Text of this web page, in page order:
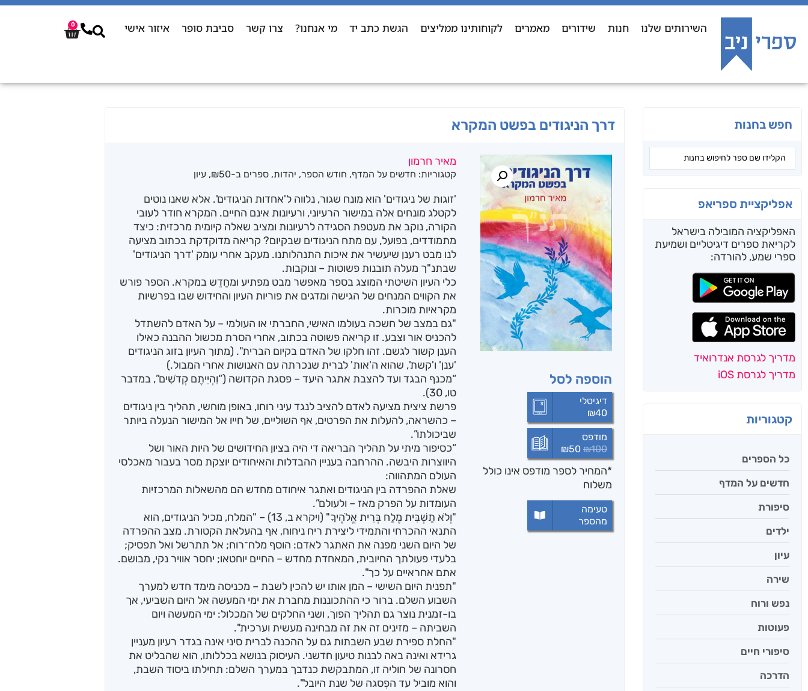
השירותים שלנו חנות שידורים מאמרים לקוחותינו ממליצים הגשת כתב יד מי אנחנו? צרו קשר סביבת סופר איזור אישי 0
חפש בחנות
אפליקציית ספריאפ
האפליקציה המובילה בישראל
לקריאת ספרים דיגיטליים ושמיעת
ספרי שמע, להורדה:
מדריך לגרסת אנדרואיד
מדריך לגרסת iOS
קטגוריות
כל הספרים
חדשים על המדף
סיפורת
ילדים
עיון
שירה
נפש ורוח
פעוטות
סיפורי חיים
הדרכה
דרך הניגודים בפשט המקרא
הוספה לסל
דיגיטלי
₪40
מודפס
₪100
₪50
*המחיר לספר מודפס אינו כולל
משלוח
טעימה
מהספר
מאיר חרמון
קטגוריות: חדשים על המדף, חודש הספר, יהדות, ספרים ב-₪50 , עיון
'זוגות של ניגודים' הוא מונח שגור, נלווה ל'אחדות הניגודים'. אלא שאנו נוטים
לקטלג מונחים אלה במישור הרעיוני, ורעיונות אינם החיים. המקרא חודר לעובי
הקורה, נוקב את מעטפת הסגידה לרעיונות ומציב שאלה קיומית מרכזית: כיצד
מתמודדים, בפועל, עם מתח הניגודים שבקיום? קריאה מדוקדקת בכתוב מציעה
לנו מבט רענן שיעשיר את איכות התנהלותנו. מעקב אחרי עומק 'דרך הניגודים'
שבתנ"ך מעלה תובנות פשוטות – ונוקבות.
כלי העיון השיטתי המוצג בספר מאפשר מבט מפתיע ומחַדֵש במקרא. הספר פורש
את הקווים המנחים של הגישה ומדגים את פוריות העיון והחידוש שבו בפרשיות
מקראיות מוכרות.
"גם במצב של חשכה בעולמו האישי, החברתי או העולמי – על האדם להשתדל
להכניס אור וצבע. זו קריאה פשוטה בכתוב, אחרי הסרת מכשול ההבנה כאילו
הענן קשור לגשם. זהו חלקו של האדם בקיום הברית". (מתוך העיון בזוג הניגודים
'ענן' ו'קשת', שהוא ה'אות' לברית שנכרתה עם האנושות אחרי המבול.)
“מכנף הבגד ועד להצבת אתגר היעד – פסגת הקדושה (“וִהְיִיתֶם קְדֹשִׁים”, במדבר
טו, 30).
פרשת ציצית מציעה לאדם להציב לנגד עיני רוחו, באופן מוחשי, תהליך בין ניגודים
– כהשראה, להעלות את הפרטים, אף השוליים, של חייו אל המישור הנעלה ביותר
שביכולתו”.
“כסיפור מיתי על תהליך הבריאה די היה בציון החידושים של היות האור ושל
היווצרות היבשה. ההרחבה בעניין ההבדלות והאיחודים יוצקת מסר בעבור מאכלסי
העולם המתהווה:
שאלת ההפרדה בין הניגודים ואתגר איחודם מחדש הם מהשאלות המרכזיות
העומדות על הפרק מאז – ולעולם”.
"וְלֹא תַשְׁבִּית מֶלַח בְּרִית אֱלֹהֶיךָ" (ויקרא ב, 13) – "המלח, מכיל הניגודים, הוא
התנאי ההכרחי והתמידי ליצירת ריח ניחוח, אף בהעלאת הקטורת. מצב ההפרדה
של היום השני מפנה את האתגר לאדם: הוסף מלח־רוח; אל תתרשל ואל תפסיק;
בלעדי פעולתך החיובית, המאחדת מחדש – החיים יוחטאו; יחסר אוויר נקי, מבושם.
אתם אחראיים על כך".
"תפנית היום השישי – המן אותו יש להכין לשבת – מכניסה מימד חדש למערך
השבוע השלם. ברור כי ההתכוננות מחברת את ימי המעשה אל היום השביעי, אך
בו-זמנית נוצר גם תהליך הפוך, ושני החלקים של המכלול: ימי המעשה ויום
השביתה – מזינים זה את זה מבחינה מעשית וערכית".
"החלת ספירת שבע השבתות גם על ההכנה לברית סיני אינה בגדר רעיון מעניין
גרידא ואינה באה לבנות טיעון חדשני. העיסוק בנושא בכללותו, הוא שהבליט את
חסרונה של חוליה זו, המתבקשת כנדבך במערך השלם: תחילתו ביסוד השבת,
והוא מוביל עד הפִסגה של שנת היובל".